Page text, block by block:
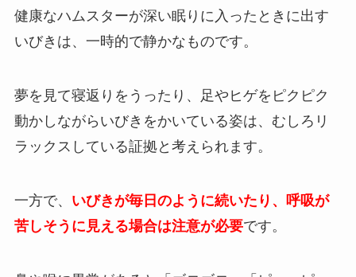
健康なハムスターが深い眠りに入ったときに出す
いびきは、一時的で静かなものです。
夢を見て寝返りをうったり、足やヒゲをピクピク
動かしながらいびきをかいている姿は、むしろリ
ラックスしている証拠と考えられます。
一方で、 いびきが毎日のように続いたり、呼吸が
苦しそうに見える場合は注意が必要です。